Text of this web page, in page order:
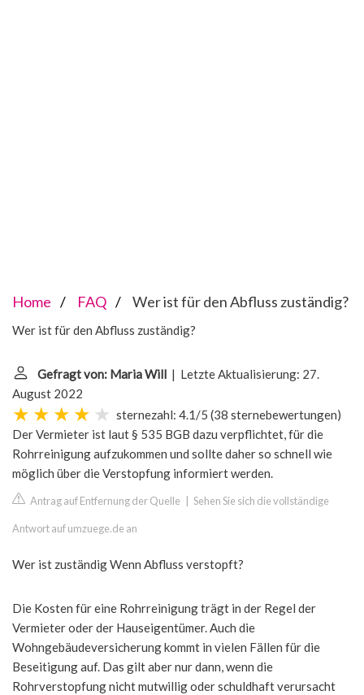
Home FAQ Wer ist für den Abfluss zuständig?
Wer ist für den Abfluss zuständig?
Gefragt von: Maria Will | Letzte Aktualisierung: 27.
August 2022
sternezahl: 4.1/5 (38 sternebewertungen)
Der Vermieter ist laut § 535 BGB dazu verpflichtet, für die
Rohrreinigung aufzukommen und sollte daher so schnell wie
möglich über die Verstopfung informiert werden.
Antrag auf Entfernung der Quelle Sehen Sie sich die vollständige
Antwort auf umzuege.de an
Wer ist zuständig Wenn Abfluss verstopft?
Die Kosten für eine Rohrreinigung trägt in der Regel der
Vermieter oder der Hauseigentümer. Auch die
Wohngebäudeversicherung kommt in vielen Fällen für die
Beseitigung auf. Das gilt aber nur dann, wenn die
Rohrverstopfung nicht mutwillig oder schuldhaft verursacht